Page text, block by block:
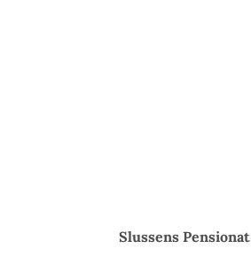
Slussens Pensionat